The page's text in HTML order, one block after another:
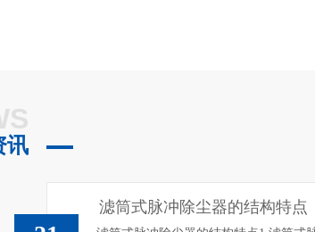
的管理人才和销售队伍，并培养一批高级工程
讯
滤筒式脉冲除尘器的结构特点